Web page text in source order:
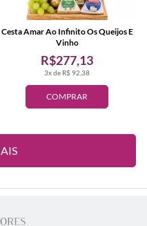
COMPRAR
3x de R$ 92,38
R$277,13
Cesta Amar Ao Infinito Os Queijos E
Vinho